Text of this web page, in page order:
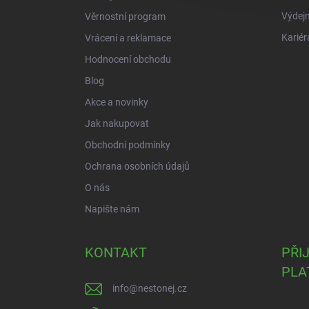
Věrnostní program
Vrácení a reklamace
Hodnocení obchodu
Blog
Akce a novinky
Jak nakupovat
Obchodní podmínky
Ochrana osobních údajů
O nás
Napište nám
KONTAKT
info@nestonej.cz